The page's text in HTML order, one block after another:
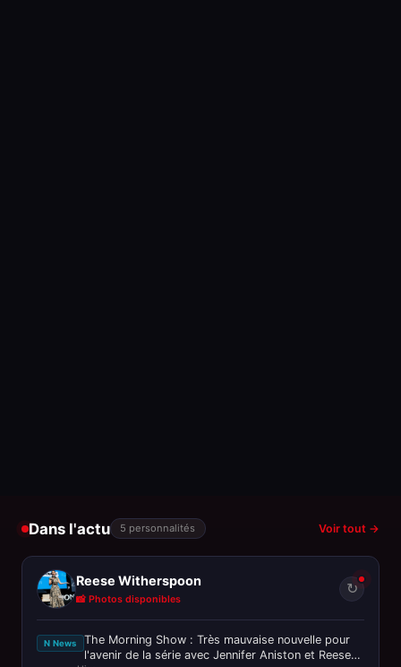
Dans l'actu 5 personnalités Voir tout →
Reese Witherspoon
📸 Photos disponibles
↻
N News
The Morning Show : Très mauvaise nouvelle pour
l'avenir de la série avec Jennifer Aniston et Reese